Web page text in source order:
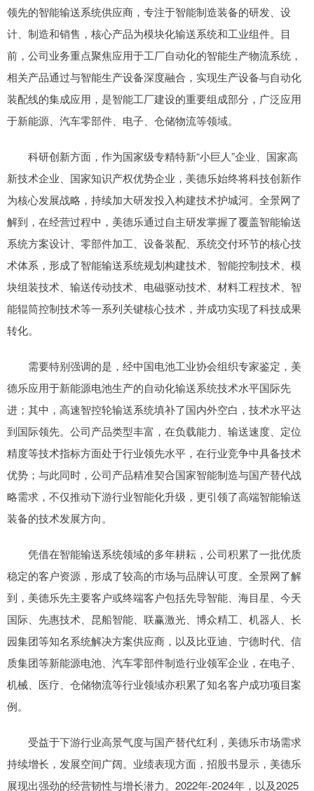
领先的智能输送系统供应商，专注于智能制造装备的研发、设
计、制造和销售，核心产品为模块化输送系统和工业组件。目
前，公司业务重点聚焦应用于工厂自动化的智能生产物流系统，
相关产品通过与智能生产设备深度融合，实现生产设备与自动化
装配线的集成应用，是智能工厂建设的重要组成部分，广泛应用
于新能源、汽车零部件、电子、仓储物流等领域。
科研创新方面，作为国家级专精特新“小巨人”企业、国家高
新技术企业、国家知识产权优势企业，美德乐始终将科技创新作
为核心发展战略，持续加大研发投入构建技术护城河。全景网了
解到，在经营过程中，美德乐通过自主研发掌握了覆盖智能输送
系统方案设计、零部件加工、设备装配、系统交付环节的核心技
术体系，形成了智能输送系统规划构建技术、智能控制技术、模
块组装技术、输送传动技术、电磁驱动技术、材料工程技术、智
能辊筒控制技术等一系列关键核心技术，并成功实现了科技成果
转化。
需要特别强调的是，经中国电池工业协会组织专家鉴定，美
德乐应用于新能源电池生产的自动化输送系统技术水平国际先
进；其中，高速智控轮输送系统填补了国内外空白，技术水平达
到国际领先。公司产品类型丰富，在负载能力、输送速度、定位
精度等技术指标方面处于行业领先水平，在行业竞争中具备技术
优势；与此同时，公司产品精准契合国家智能制造与国产替代战
略需求，不仅推动下游行业智能化升级，更引领了高端智能输送
装备的技术发展方向。
凭借在智能输送系统领域的多年耕耘，公司积累了一批优质
稳定的客户资源，形成了较高的市场与品牌认可度。全景网了解
到，美德乐先主要客户或终端客户包括先导智能、海目星、今天
国际、先惠技术、昆船智能、联赢激光、博众精工、机器人、长
园集团等知名系统解决方案供应商，以及比亚迪、宁德时代、信
质集团等新能源电池、汽车零部件制造行业领军企业，在电子、
机械、医疗、仓储物流等行业领域亦积累了知名客户成功项目案
例。
受益于下游行业高景气度与国产替代红利，美德乐市场需求
持续增长，发展空间广阔。业绩表现方面，招股书显示，美德乐
展现出强劲的经营韧性与增长潜力。2022年-2024年，以及2025